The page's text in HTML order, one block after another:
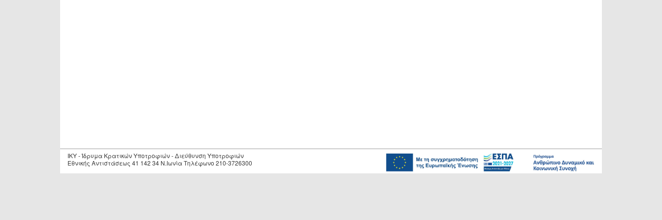
IKY - Ίδρυμα Κρατικών Υποτροφιών - Διεύθυνση Υποτροφιών
Εθνικής Αντιστάσεως 41 142 34 Ν.Ιωνία Τηλέφωνο 210-3726300